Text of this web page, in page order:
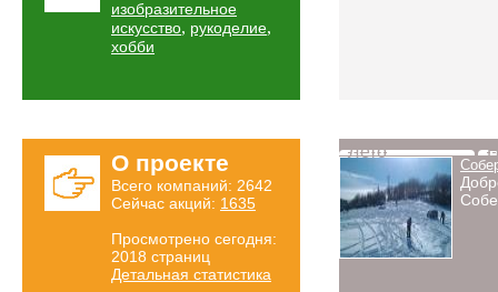
изобразительное
искусство, рукоделие,
хобби
О проекте
Всего компаний: 2642
Сейчас акций: 1635
Просмотрено сегодня:
2018 страниц
Детальная статистика
Лето